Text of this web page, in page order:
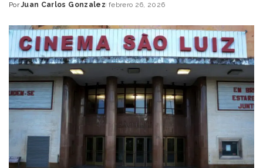
Posted
Por Juan Carlos Gonzalez febrero 26, 2026